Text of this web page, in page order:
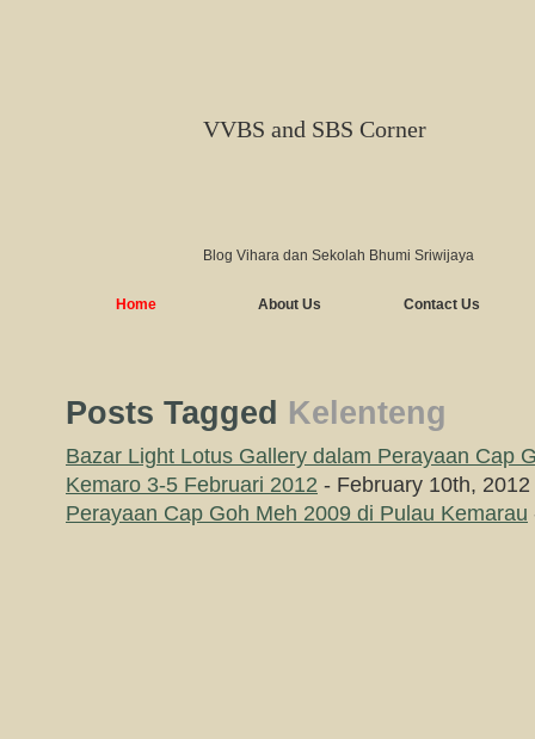
VVBS and SBS Corner
Blog Vihara dan Sekolah Bhumi Sriwijaya
Home About Us Contact Us
Posts Tagged Kelenteng
Bazar Light Lotus Gallery dalam Perayaan Cap
Kemaro 3-5 Februari 2012 - February 10th, 2012
Perayaan Cap Goh Meh 2009 di Pulau Kemarau